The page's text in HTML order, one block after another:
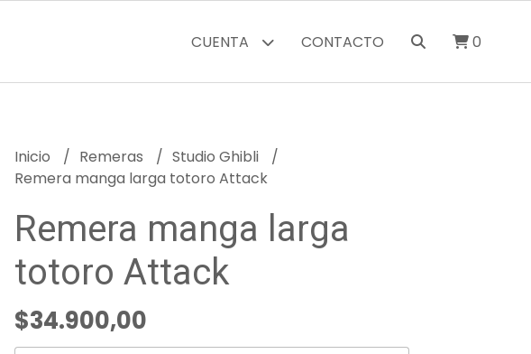
CUENTA CONTACTO 0
Inicio Remeras
Studio Ghibli
Remera manga larga totoro Attack
Remera manga larga
totoro Attack
$34.900,00